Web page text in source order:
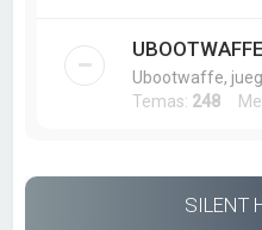
UBOOTWAFFE
Ubootwaffe,
Temas: 248
SILENT